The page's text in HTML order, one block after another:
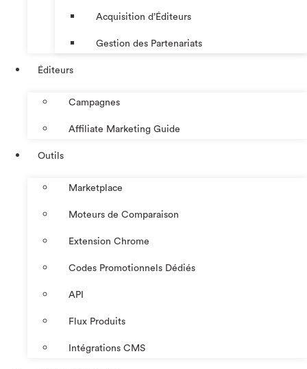
Acquisition d’Éditeurs
Gestion des Partenariats
Éditeurs
Campagnes
Affiliate Marketing Guide
Outils
Marketplace
Moteurs de Comparaison
Extension Chrome
Codes Promotionnels Dédiés
API
Flux Produits
Intégrations CMS